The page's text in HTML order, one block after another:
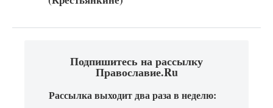
Подпишитесь на рассылку
Православие.Ru
Рассылка выходит два раза в неделю: